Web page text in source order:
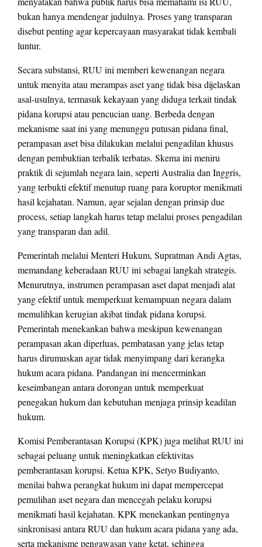
bukan hanya mendengar judulnya. Proses yang transparan
disebut penting agar kepercayaan masyarakat tidak kembali
luntur.
Secara substansi, RUU ini memberi kewenangan negara
untuk menyita atau merampas aset yang tidak bisa dijelaskan
asal-usulnya, termasuk kekayaan yang diduga terkait tindak
pidana korupsi atau pencucian uang. Berbeda dengan
mekanisme saat ini yang menunggu putusan pidana final,
perampasan aset bisa dilakukan melalui pengadilan khusus
dengan pembuktian terbalik terbatas. Skema ini meniru
praktik di sejumlah negara lain, seperti Australia dan Inggris,
yang terbukti efektif menutup ruang para koruptor menikmati
hasil kejahatan. Namun, agar sejalan dengan prinsip due
process, setiap langkah harus tetap melalui proses pengadilan
yang transparan dan adil.
Pemerintah melalui Menteri Hukum, Supratman Andi Agtas,
memandang keberadaan RUU ini sebagai langkah strategis.
Menurutnya, instrumen perampasan aset dapat menjadi alat
yang efektif untuk memperkuat kemampuan negara dalam
memulihkan kerugian akibat tindak pidana korupsi.
Pemerintah menekankan bahwa meskipun kewenangan
perampasan akan diperluas, pembatasan yang jelas tetap
harus dirumuskan agar tidak menyimpang dari kerangka
hukum acara pidana. Pandangan ini mencerminkan
keseimbangan antara dorongan untuk memperkuat
penegakan hukum dan kebutuhan menjaga prinsip keadilan
hukum.
Komisi Pemberantasan Korupsi (KPK) juga melihat RUU ini
sebagai peluang untuk meningkatkan efektivitas
pemberantasan korupsi. Ketua KPK, Setyo Budiyanto,
menilai bahwa perangkat hukum ini dapat mempercepat
pemulihan aset negara dan mencegah pelaku korupsi
menikmati hasil kejahatan. KPK menekankan pentingnya
sinkronisasi antara RUU dan hukum acara pidana yang ada,
serta mekanisme pengawasan yang ketat, sehingga